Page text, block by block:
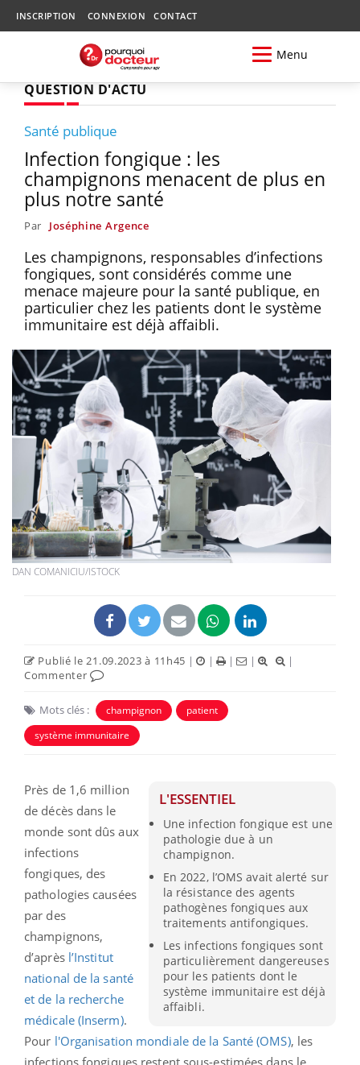
INSCRIPTION CONNEXION CONTACT
Menu
QUESTION D'ACTU
Santé publique
Infection fongique : les
champignons menacent de plus en
plus notre santé
Par Joséphine Argence
Les champignons, responsables d’infections
fongiques, sont considérés comme une
menace majeure pour la santé publique, en
particulier chez les patients dont le système
immunitaire est déjà affaibli.
DAN COMANICIU/ISTOCK
Publié le 21.09.2023 à 11h45 | | | |
|
Commenter
Mots clés : champignon
patient
système immunitaire
L'ESSENTIEL
Une infection fongique est une
pathologie due à un
champignon.
En 2022, l’OMS avait alerté sur
la résistance des agents
pathogènes fongiques aux
traitements antifongiques.
Les infections fongiques sont
particulièrement dangereuses
pour les patients dont le
système immunitaire est déjà
affaibli.
Près de 1,6 million
de décès dans le
monde sont dûs aux
infections
fongiques, des
pathologies causées
par des
champignons,
d’après l’Institut
national de la santé
et de la recherche
médicale (Inserm).
Pour l'Organisation mondiale de la Santé (OMS), les
infections fongiques restent sous-estimées dans le